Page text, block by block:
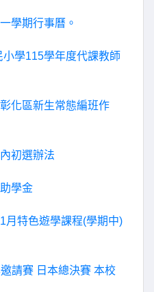
學期行事曆。
學115學年度代課教師
化區新生常態編班作
初選辦法
學金
月特色遊學課程(學期中)
請賽 日本總決賽 本校